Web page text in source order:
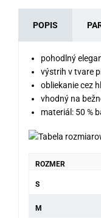
POPIS
pohodlný
výstrih v tvare
obliekanie cez
vhodný na
materiál: 50 %
ROZMER
S
M